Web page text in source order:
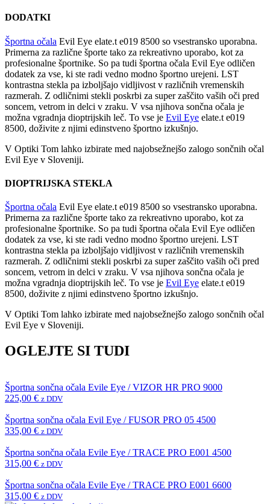
DODATKI
Športna očala Evil Eye elate.t e019 8500 so vsestransko uporabna.
Primerna za različne športe tako za rekreativno uporabo, kot za
profesionalne športnike. So pa tudi športna očala Evil Eye odličen
dodatek za vse, ki ste radi vedno modno športno urejeni. LST
kontrastna stekla pa izboljšajo vidljivost v različnih vremenskih
razmerah. Z odličnimi stekli poskrbi za super zaščito vaših oči pred
soncem, vetrom in delci v zraku. V vsa njihova sončna očala je
možna vgradnja dioptrijskih leč. To vse je Evil Eye elate.t e019
8500, doživite z njimi edinstveno športno izkušnjo.
V Optiki Tom lahko izbirate med najobsežnejšo zalogo sončnih očal
Evil Eye v Sloveniji.
DIOPTRIJSKA STEKLA
Športna očala Evil Eye elate.t e019 8500 so vsestransko uporabna.
Primerna za različne športe tako za rekreativno uporabo, kot za
profesionalne športnike. So pa tudi športna očala Evil Eye odličen
dodatek za vse, ki ste radi vedno modno športno urejeni. LST
kontrastna stekla pa izboljšajo vidljivost v različnih vremenskih
razmerah. Z odličnimi stekli poskrbi za super zaščito vaših oči pred
soncem, vetrom in delci v zraku. V vsa njihova sončna očala je
možna vgradnja dioptrijskih leč. To vse je Evil Eye elate.t e019
8500, doživite z njimi edinstveno športno izkušnjo.
V Optiki Tom lahko izbirate med najobsežnejšo zalogo sončnih očal
Evil Eye v Sloveniji.
OGLEJTE SI TUDI
Športna sončna očala Evile Eye / VIZOR HR PRO 9000
225,00 € z DDV
Športna sončna očala Evil Eye / FUSOR PRO 05 4500
335,00 € z DDV
Športna sončna očala Evile Eye / TRACE PRO E001 4500
315,00 € z DDV
Športna sončna očala Evile Eye / TRACE PRO E001 6600
315,00 € z DDV